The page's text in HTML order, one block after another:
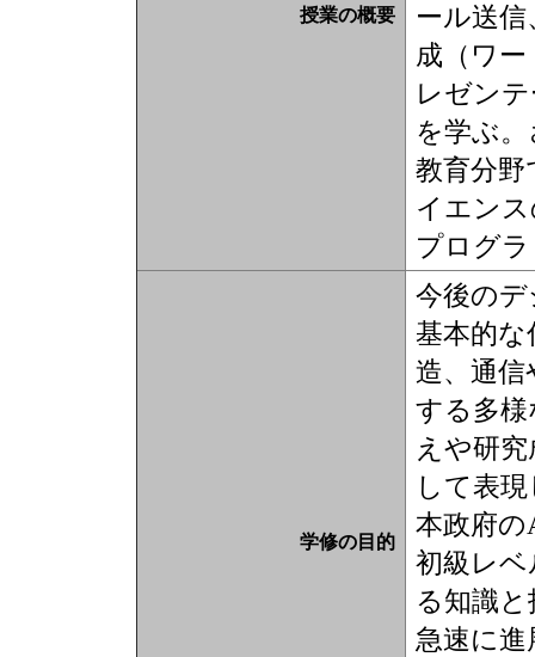
授業の概要
ール送
成（ワ
レゼン
を学ぶ
教育分
イエン
プログ
学修の目的
今後の
基本的
造、通
する多
えや研
して表
本政府
初級レ
る知識
急速に